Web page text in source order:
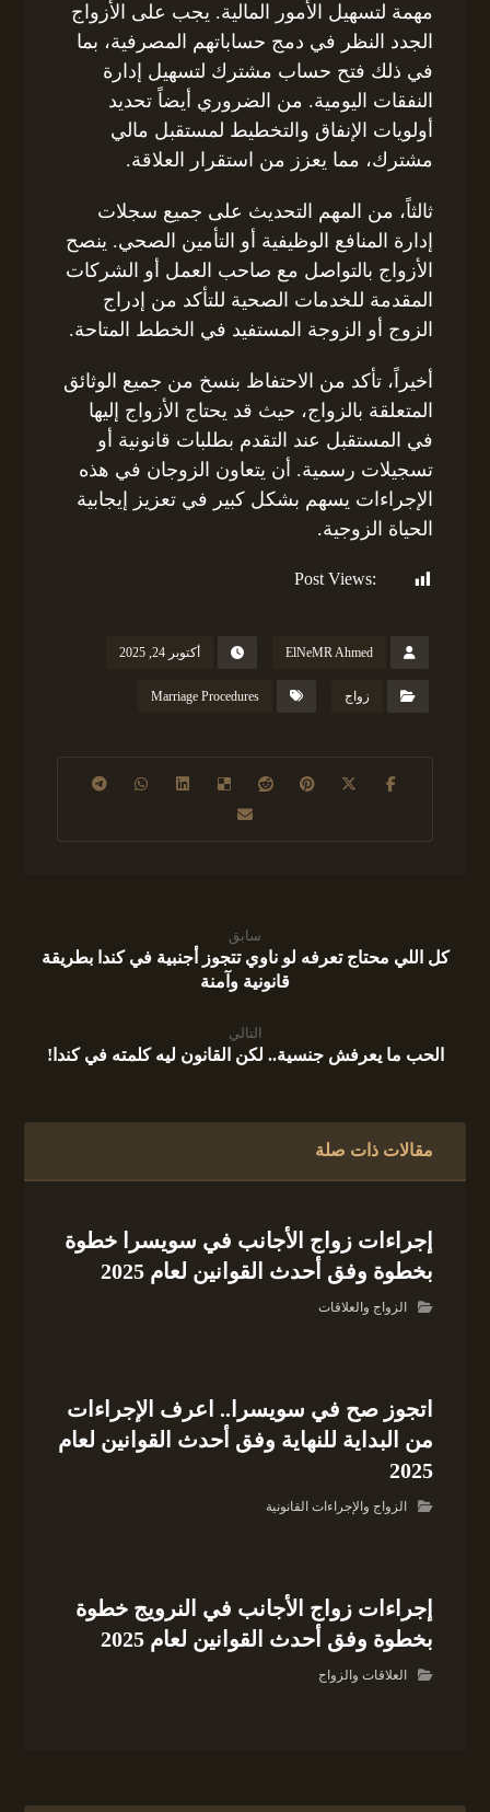
مهمة لتسهيل الأمور المالية. يجب على الأزواج
الجدد النظر في دمج حساباتهم المصرفية، بما
في ذلك فتح حساب مشترك لتسهيل إدارة
النفقات اليومية. من الضروري أيضاً تحديد
أولويات الإنفاق والتخطيط لمستقبل مالي
مشترك، مما يعزز من استقرار العلاقة.
ثالثاً، من المهم التحديث على جميع سجلات
إدارة المنافع الوظيفية أو التأمين الصحي. ينصح
الأزواج بالتواصل مع صاحب العمل أو الشركات
المقدمة للخدمات الصحية للتأكد من إدراج
الزوج أو الزوجة المستفيد في الخطط المتاحة.
أخيراً، تأكد من الاحتفاظ بنسخ من جميع الوثائق
المتعلقة بالزواج، حيث قد يحتاج الأزواج إليها
في المستقبل عند التقدم بطلبات قانونية أو
تسجيلات رسمية. أن يتعاون الزوجان في هذه
الإجراءات يسهم بشكل كبير في تعزيز إيجابية
الحياة الزوجية.
Post Views:
ElNeMR Ahmed أكتوبر 24, 2025
زواج Marriage Procedures
سابق
كل اللي محتاج تعرفه لو ناوي تتجوز أجنبية في كندا بطريقة
قانونية وآمنة
التالي
الحب ما يعرفش جنسية.. لكن القانون ليه كلمته في كندا!
مقالات ذات صلة
إجراءات زواج الأجانب في سويسرا خطوة
بخطوة وفق أحدث القوانين لعام 2025
الزواج والعلاقات
اتجوز صح في سويسرا.. اعرف الإجراءات
من البداية للنهاية وفق أحدث القوانين لعام
2025
الزواج والإجراءات القانونية
إجراءات زواج الأجانب في النرويج خطوة
بخطوة وفق أحدث القوانين لعام 2025
العلاقات والزواج